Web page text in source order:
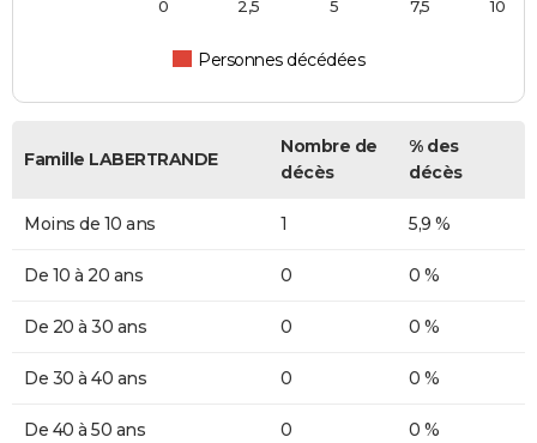
Personnes décédées
0 10
2,5 5 7,5
Famille LABERTRANDE
Nombre de
décès
% des
décès
Moins de 10 ans 1 5,9 %
De 10 à 20 ans 0 0 %
De 20 à 30 ans 0 0 %
De 30 à 40 ans 0 0 %
De 40 à 50 ans 0 0 %